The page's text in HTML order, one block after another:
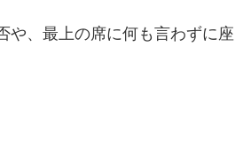
や、最上の席に何も言わずに座